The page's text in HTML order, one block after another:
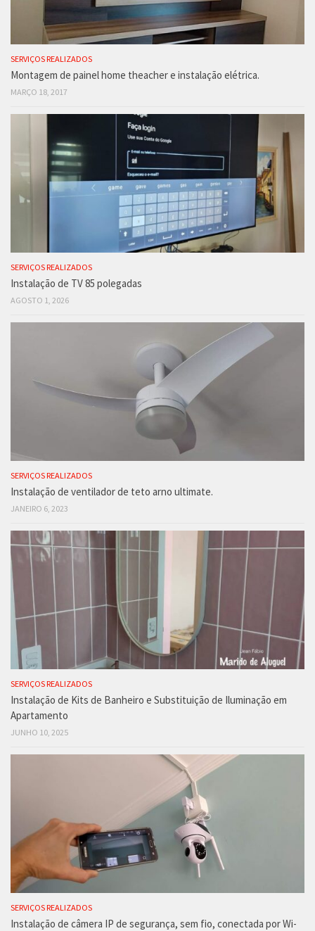
SERVIÇOS REALIZADOS
Montagem de painel home theacher e instalação elétrica.
MARÇO 18, 2017
SERVIÇOS REALIZADOS
Instalação de TV 85 polegadas
AGOSTO 1, 2026
SERVIÇOS REALIZADOS
Instalação de ventilador de teto arno ultimate.
JANEIRO 6, 2023
SERVIÇOS REALIZADOS
Instalação de Kits de Banheiro e Substituição de Iluminação em
Apartamento
JUNHO 10, 2025
SERVIÇOS REALIZADOS
Instalação de câmera IP de segurança, sem fio, conectada por Wi-